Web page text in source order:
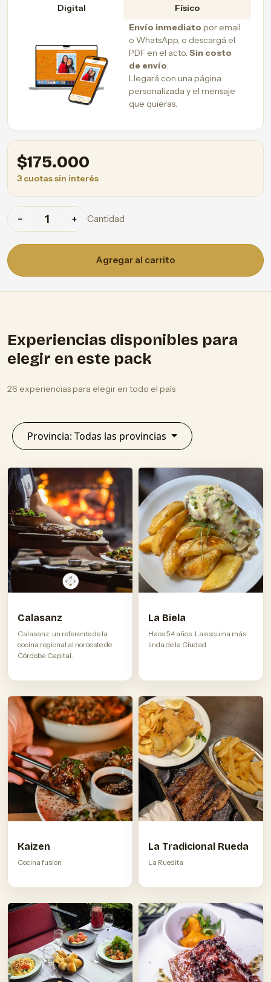
Digital
Físico
Envío inmediato por email
o WhatsApp, o descargá el
PDF en el acto. Sin costo
de envío.
Llegará con una página
personalizada y el mensaje
que quieras.
$175.000
3 cuotas sin interés
− + Cantidad
Agregar al carrito
Experiencias disponibles para
elegir en este pack
26 experiencias para elegir en todo el país
Provincia: Todas las provincias
Calasanz
Calasanz, un referente de la
cocina regional al noroeste de
Córdoba Capital.
La Biela
Hace 54 años. La esquina más
linda de la Ciudad
Kaizen
Cocina fusion
La Tradicional Rueda
La Ruedita